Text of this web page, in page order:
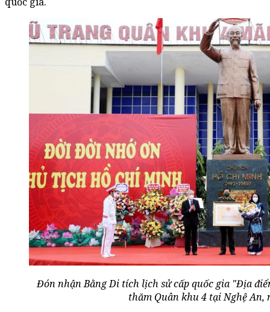
Đón nhận Bằng Di tích lịch sử cấp quốc gia "Địa
thăm Quân khu 4 tại Nghệ An,